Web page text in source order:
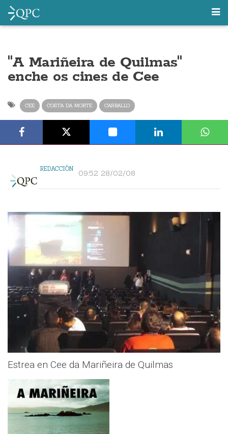
"A Mariñeira de Quilmas"
enche os cines de Cee
CEE COSTA DA MORTE CARBALLO
REDACCIÓN 09:52 28/02/08
Estrea en Cee da Mariñeira de Quilmas